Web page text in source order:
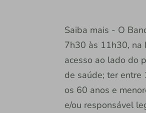
Saiba mais - O
7h30 às 11h30, na
acesso ao lado do
de saúde; ter entre
os 60 anos e
e/ou responsável